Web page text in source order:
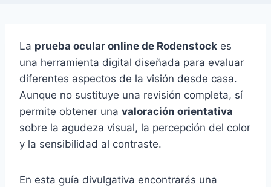
La prueba ocular online de Rodenstock es
una herramienta digital diseñada para evaluar
diferentes aspectos de la visión desde casa.
Aunque no sustituye una revisión completa, sí
permite obtener una valoración orientativa
sobre la agudeza visual, la percepción del color
y la sensibilidad al contraste.
En esta guía divulgativa encontrarás una